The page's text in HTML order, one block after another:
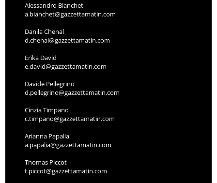
Alessandro Bianchet
a.bianchet@gazzettamatin.com
Danila Chenal
d.chenal@gazzettamatin.com
Erika David
e.david@gazzettamatin.com
Davide Pellegrino
d.pellegrino@gazzettamatin.com
Cinzia Timpano
c.timpano@gazzettamatin.com
Arianna Papalia
a.papalia@gazzettamatin.com
Thomas Piccot
t.piccot@gazzettamatin.com